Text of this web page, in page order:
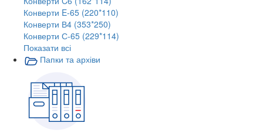
Конверти E-65 (220*110)
Конверти В4 (353*250)
Конверти С-65 (229*114)
Показати всі
Папки та архіви